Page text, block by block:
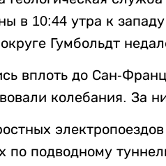
в 10:44 утра к
Гумбольдт
вплоть до Сан-
колебания. За
по подводному